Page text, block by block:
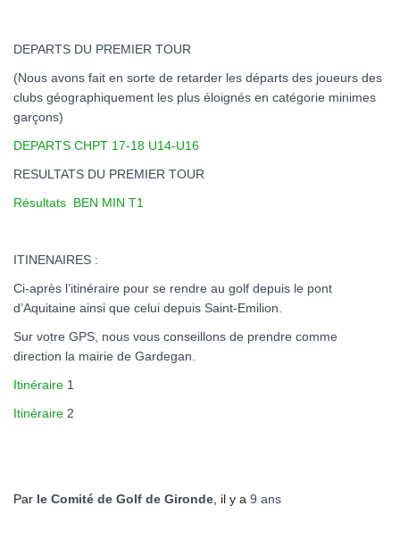
DEPARTS DU PREMIER TOUR
(Nous avons fait en sorte de retarder les départs des joueurs des
clubs géographiquement les plus éloignés en catégorie minimes
garçons)
DEPARTS CHPT 17-18 U14-U16
RESULTATS DU PREMIER TOUR
Résultats BEN MIN T1
ITINENAIRES :
Ci-après l’itinéraire pour se rendre au golf depuis le pont
d’Aquitaine ainsi que celui depuis Saint-Emilion.
Sur votre GPS, nous vous conseillons de prendre comme
direction la mairie de Gardegan.
Itinéraire 1
Itinéraire 2
Par le Comité de Golf de Gironde , il y a 9 ans